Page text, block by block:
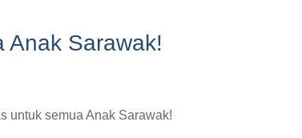
Anak Sarawak!
untuk semua Anak Sarawak!